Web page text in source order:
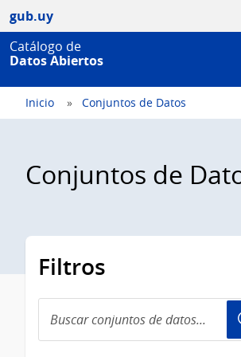
gub.uy
Catálogo de
Datos Abiertos
Inicio Conjuntos de Datos
Conjuntos de
Filtros
conjuntos
de